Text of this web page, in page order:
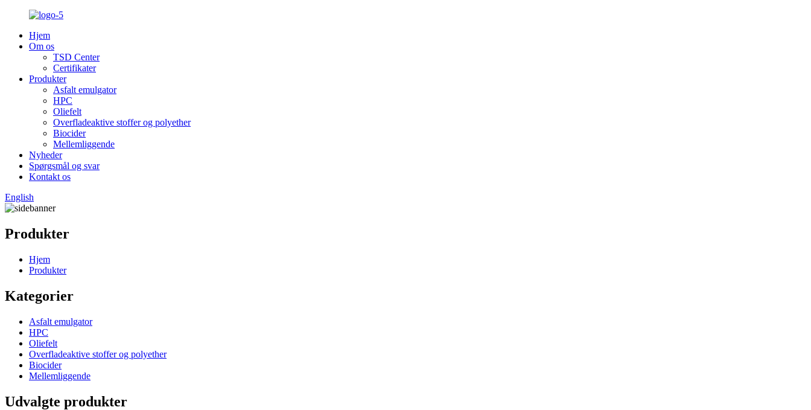
Hjem
Om os
TSD Center
Certifikater
Produkter
Asfalt emulgator
HPC
Oliefelt
Overfladeaktive stoffer og polyether
Biocider
Mellemliggende
Nyheder
Spørgsmål og svar
Kontakt os
English
Produkter
Hjem
Produkter
Kategorier
Asfalt emulgator
HPC
Oliefelt
Overfladeaktive stoffer og polyether
Biocider
Mellemliggende
Udvalgte produkter